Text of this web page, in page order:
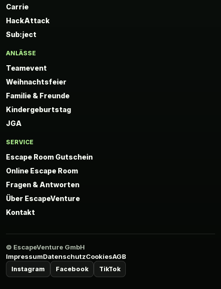
Carrie
HackAttack
Sub:ject
ANLÄSSE
Teamevent
Weihnachtsfeier
Familie & Freunde
Kindergeburtstag
JGA
SERVICE
Escape Room Gutschein
Online Escape Room
Fragen & Antworten
Über EscapeVenture
Kontakt
© EscapeVenture GmbH
ImpressumDatenschutzCookiesAGB
Instagram Facebook TikTok